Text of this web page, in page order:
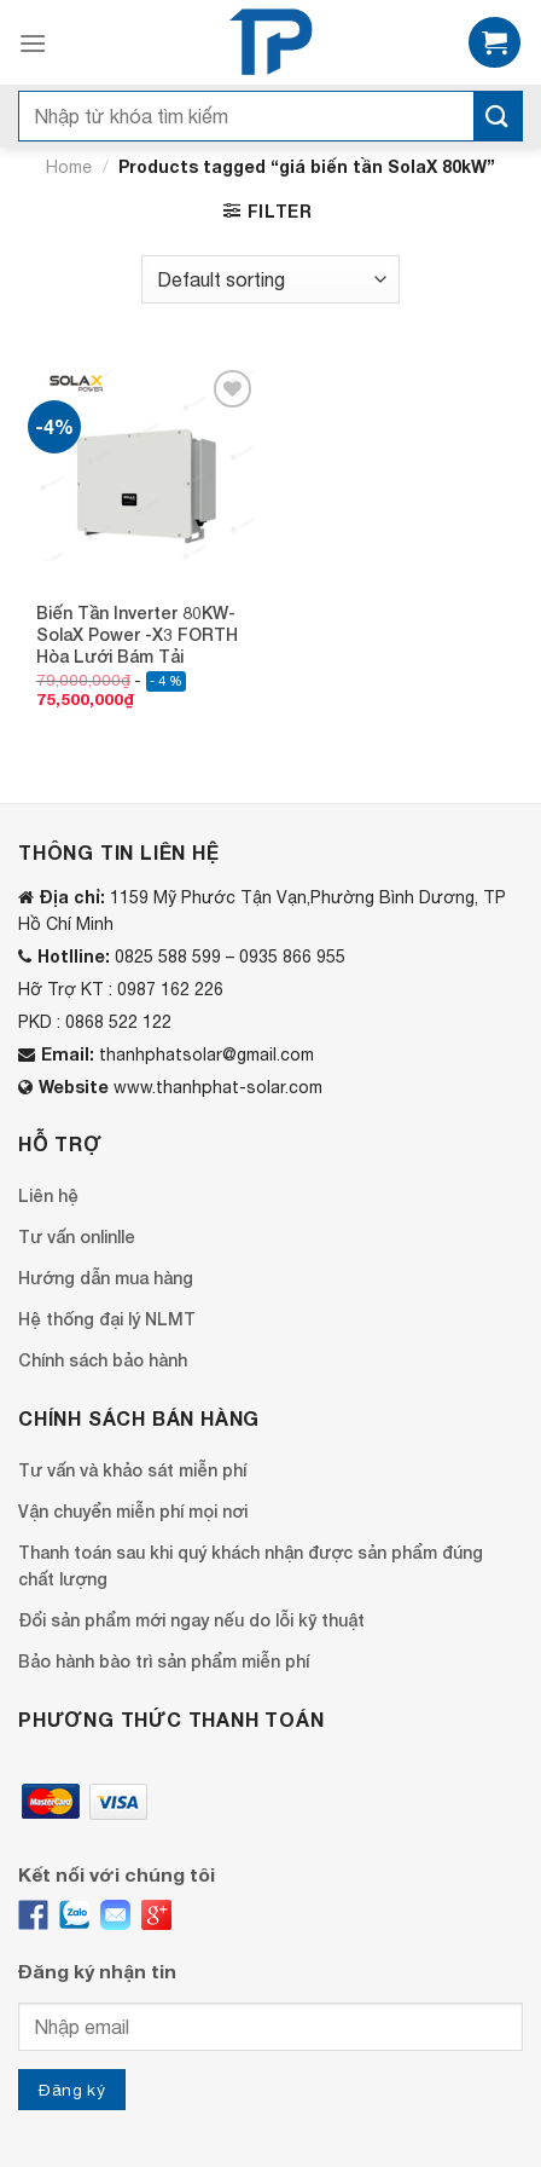
qua
dungSearch
Home / Products tagged “giá biến tần SolaX 80kW”
FILTER
-4%
Biến Tần Inverter 80KW-
SolaX Power -X3 FORTH
Hòa Lưới Bám Tải
79,000,000₫ - 4 %
75,500,000₫
THÔNG TIN LIÊN HỆ
Địa chỉ: 1159 Mỹ Phước Tận Vạn,Phường Bình Dương, TP
Hồ Chí Minh
Hotlline: 0825 588 599 – 0935 866 955
Hỡ Trợ KT : 0987 162 226
PKD : 0868 522 122
Email: thanhphatsolar@gmail.com
Website www.thanhphat-solar.com
HỖ TRỢ
Liên hệ
Tư vấn onlinlle
Hướng dẫn mua hàng
Hệ thống đại lý NLMT
Chính sách bảo hành
CHÍNH SÁCH BÁN HÀNG
Tư vấn và khảo sát miễn phí
Vận chuyển miễn phí mọi nơi
Thanh toán sau khi quý khách nhận được sản phẩm đúng
chất lượng
Đổi sản phẩm mới ngay nếu do lỗi kỹ thuật
Bảo hành bào trì sản phẩm miễn phí
PHƯƠNG THỨC THANH TOÁN
Kết nối với chúng tôi
Đăng ký nhận tin